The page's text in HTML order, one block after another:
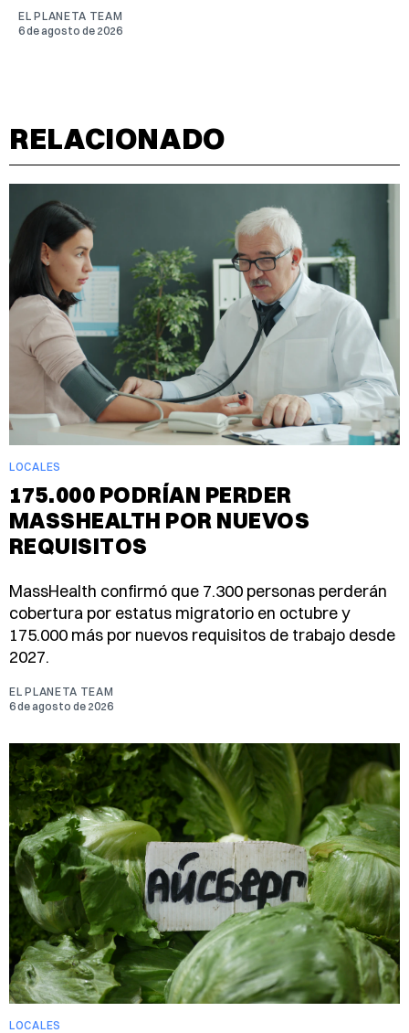
EL PLANETA TEAM
6 de agosto de 2026
RELACIONADO
LOCALES
175.000 PODRÍAN PERDER
MASSHEALTH POR NUEVOS
REQUISITOS
MassHealth confirmó que 7.300 personas perderán
cobertura por estatus migratorio en octubre y
175.000 más por nuevos requisitos de trabajo desde
2027.
EL PLANETA TEAM
6 de agosto de 2026
LOCALES